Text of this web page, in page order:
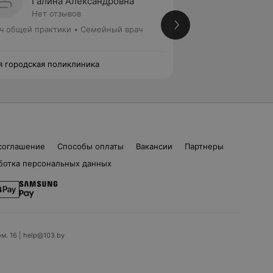
Нет отзывов
общей практики • Семейный врач
городская поликлиника
Способы оплаты Вакансии
Партнеры
персональных данных
16 | help@103.by